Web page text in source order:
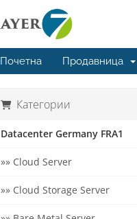
Почетна Продавница
Категории
Datacenter Germany FRA1
»» Cloud Server
»» Cloud Storage Server